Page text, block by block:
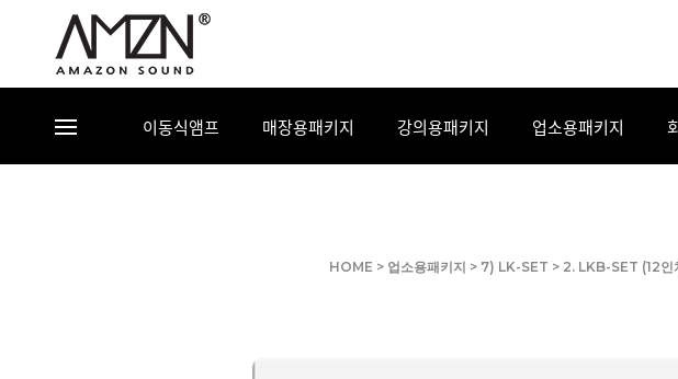
이동식앰프 매장용패키지 강의용패키지 업소용패키지
HOME > 업소용패키지 > 7) LK-SET > 2. LKB-SET (12인